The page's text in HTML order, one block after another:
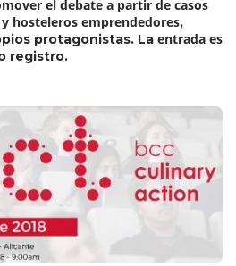
el debate a partir de casos
hosteleros emprendedores,
protagonistas. La entrada es
registro.